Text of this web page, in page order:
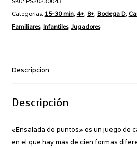
Categorías: 15-30 min, 4+, 8+, Bodega D,
Familiares, Infantiles, Jugadores
Descripción
Descripción
«Ensalada de puntos» es un juego de
en el que hay más de cien formas